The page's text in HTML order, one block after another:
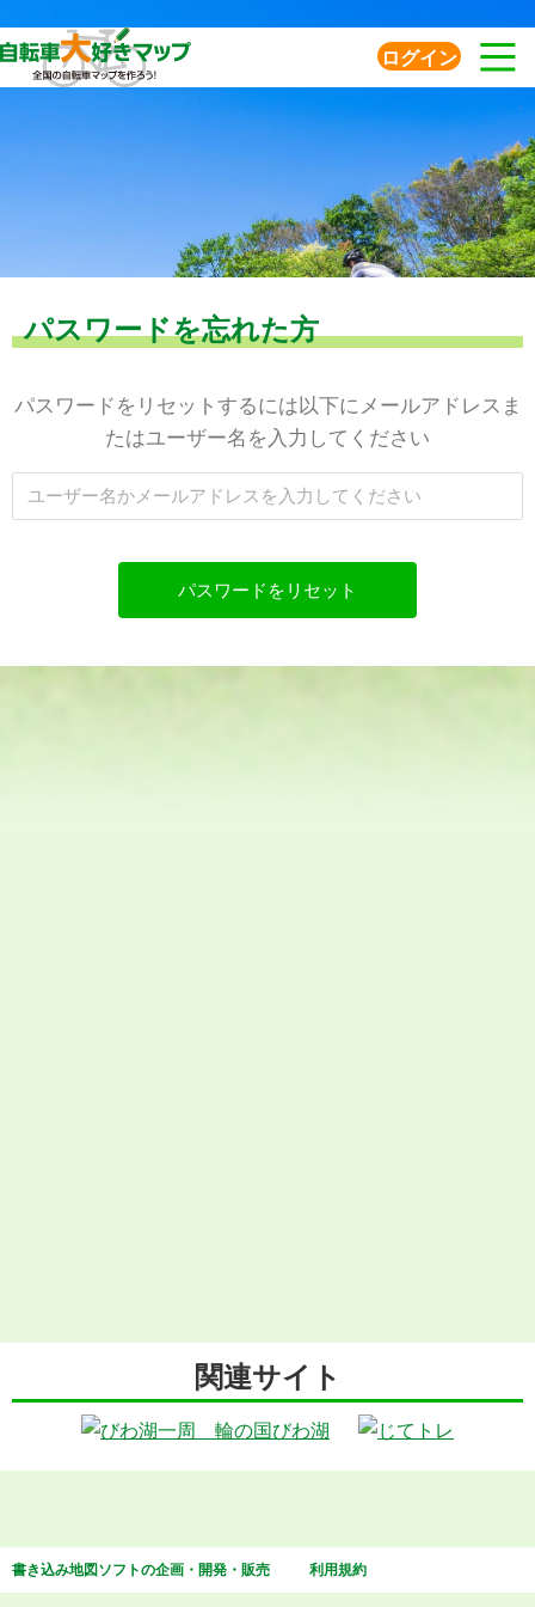
ログイン
パスワードを忘れた方
パスワードをリセットするには以下にメールアドレスま
たはユーザー名を入力してください
関連サイト
書き込み地図ソフトの企画・開発・販売 利用規約